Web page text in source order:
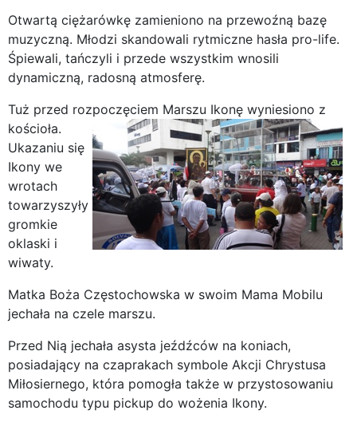
Otwartą ciężarówkę zamieniono na przewoźną bazę
muzyczną. Młodzi skandowali rytmiczne hasła pro-life.
Śpiewali, tańczyli i przede wszystkim wnosili
dynamiczną, radosną atmosferę.
Tuż przed rozpoczęciem Marszu Ikonę wyniesiono z
kościoła.
Ukazaniu się
Ikony we
wrotach
towarzyszyły
gromkie
oklaski i
wiwaty.
Matka Boża Częstochowska w swoim Mama Mobilu
jechała na czele marszu.
Przed Nią jechała asysta jeźdźców na koniach,
posiadający na czaprakach symbole Akcji Chrystusa
Miłosiernego, która pomogła także w przystosowaniu
samochodu typu pickup do wożenia Ikony.